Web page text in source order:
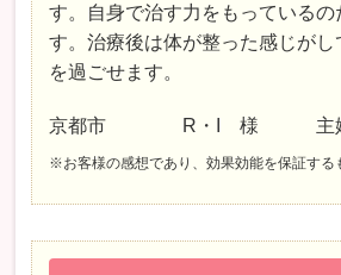
す。自身で治す力をもっているの
す。治療後は体が整った感じがし
を過ごせます。
京都市 R・I 様
※お客様の感想であり、効果効能を保証する